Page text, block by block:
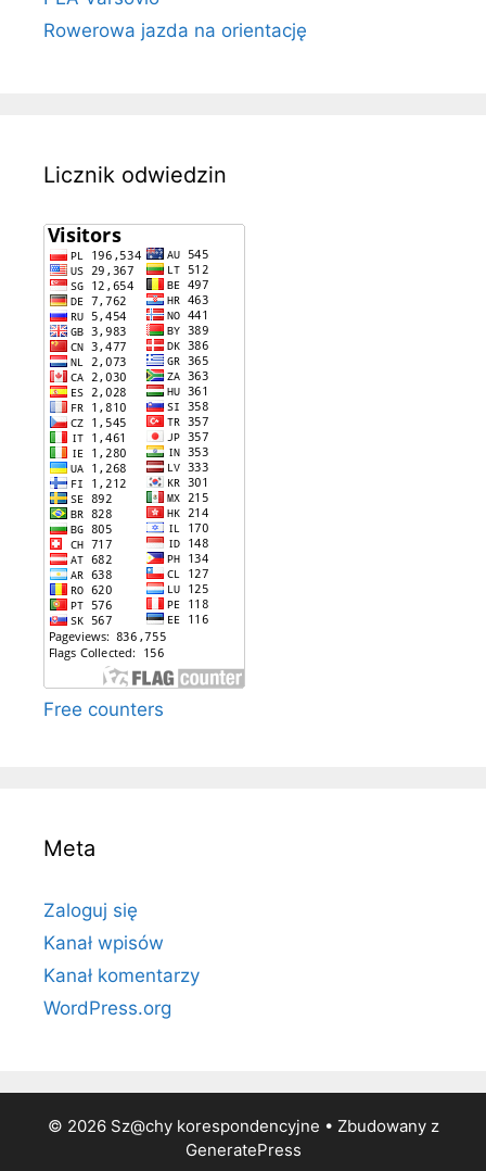
Rowerowa jazda na orientację
Licznik odwiedzin
Free counters
Meta
Zaloguj się
Kanał wpisów
Kanał komentarzy
WordPress.org
© 2026 Sz@chy korespondencyjne • Zbudowany z
GeneratePress